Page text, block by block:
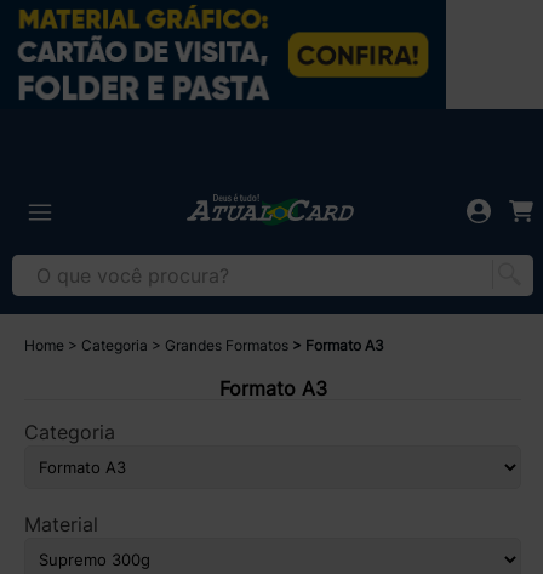
Home Categoria Grandes Formatos Formato A3
Formato A3
Categoria
Material